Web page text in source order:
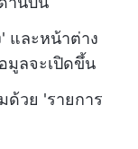
และหน้าต่าง
มูลจะเปิดขึ้น
ด้วย 'รายการ